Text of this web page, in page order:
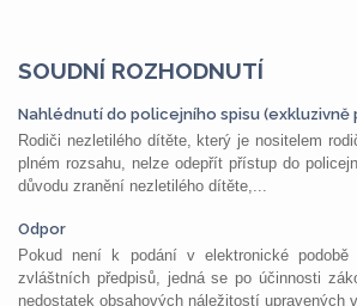
SOUDNÍ ROZHODNUTÍ
Nahlédnutí do policejního spisu
Rodiči nezletilého dítěte, který je nositelem
plném rozsahu, nelze odepřít přístup do
důvodu zranění nezletilého dítěte,...
Odpor
Pokud není k podání v elektronické podobě
zvláštních předpisů, jedná se po účinnosti
nedostatek obsahových náležitostí upravených